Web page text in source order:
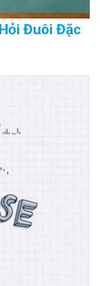
Đuôi Đặc